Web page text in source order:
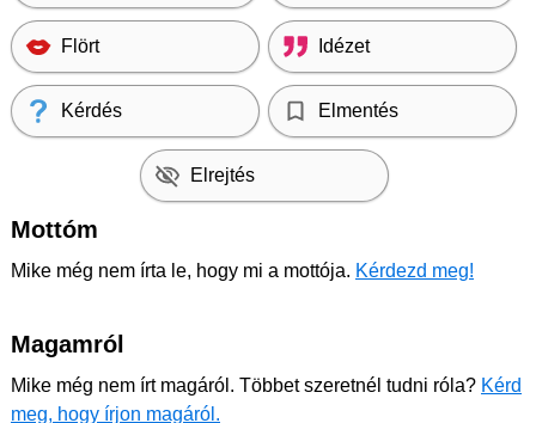
Flört Idézet
Kérdés Elmentés
Elrejtés
Mottóm
Mike még nem írta le, hogy mi a mottója. Kérdezd meg!
Magamról
Mike még nem írt magáról. Többet szeretnél tudni róla? Kérd
meg, hogy írjon magáról.